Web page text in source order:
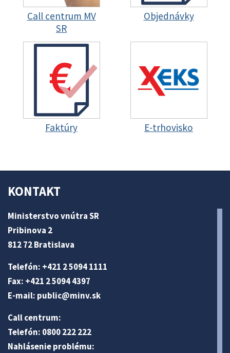
Call centrum MV
SR
Objednávky
Faktúry E-trhovisko
KONTAKT
Ministerstvo vnútra SR
Pribinova 2
812 72 Bratislava
Telefón: +421 2 5094 1111
Fax: +421 2 5094 4397
E-mail: public@minv.sk
Call centrum:
Telefón: 0800 222 222
Nahlásenie problému: